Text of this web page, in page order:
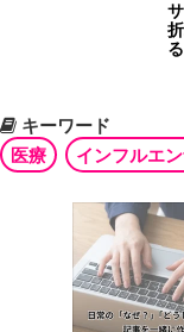
キーワード
医療
インフルエ